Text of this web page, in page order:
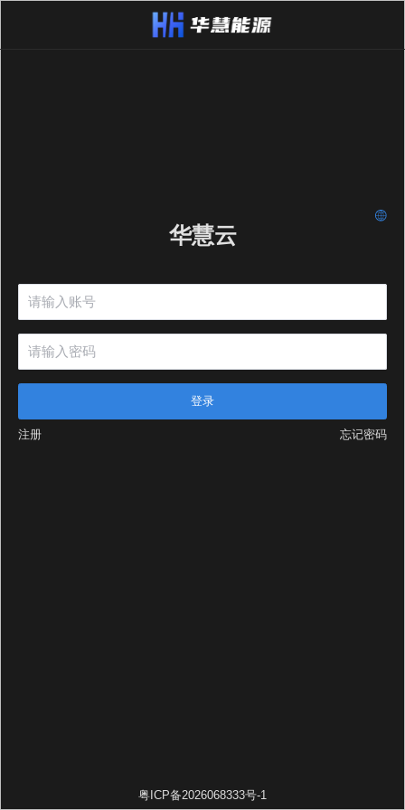
华慧云
登录
注册 忘记密码
粤ICP备2026068333号-1